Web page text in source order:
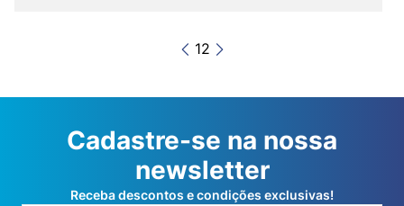
12
Cadastre-se na nossa
newsletter
Receba descontos e condições exclusivas!